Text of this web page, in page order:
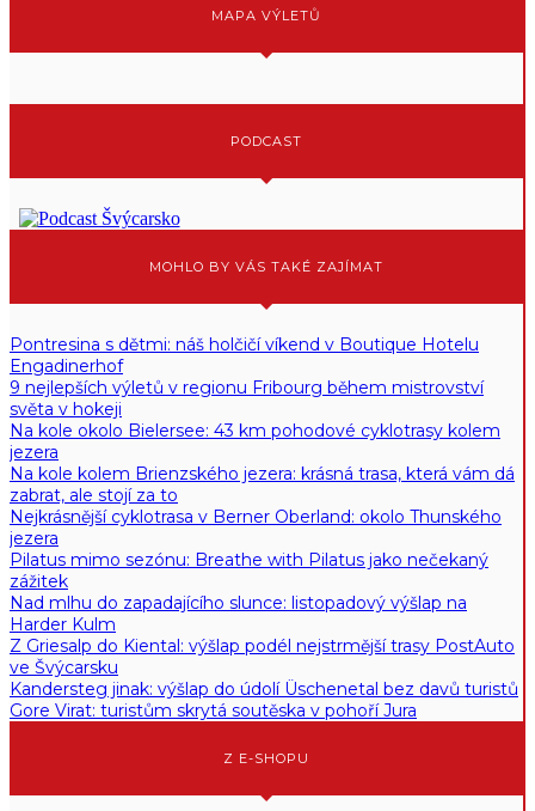
MAPA VÝLETŮ
PODCAST
MOHLO BY VÁS TAKÉ ZAJÍMAT
Pontresina s dětmi: náš holčičí víkend v Boutique Hotelu
Engadinerhof
9 nejlepších výletů v regionu Fribourg během mistrovství
světa v hokeji
Na kole okolo Bielersee: 43 km pohodové cyklotrasy kolem
jezera
Na kole kolem Brienzského jezera: krásná trasa, která vám dá
zabrat, ale stojí za to
Nejkrásnější cyklotrasa v Berner Oberland: okolo Thunského
jezera
Pilatus mimo sezónu: Breathe with Pilatus jako nečekaný
zážitek
Nad mlhu do zapadajícího slunce: listopadový výšlap na
Harder Kulm
Z Griesalp do Kiental: výšlap podél nejstrmější trasy PostAuto
ve Švýcarsku
Kandersteg jinak: výšlap do údolí Üschenetal bez davů turistů
Gore Virat: turistům skrytá soutěska v pohoří Jura
Z E-SHOPU